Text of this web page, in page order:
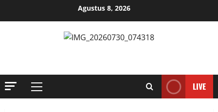
Agustus 8, 2026
Primary
LIVE